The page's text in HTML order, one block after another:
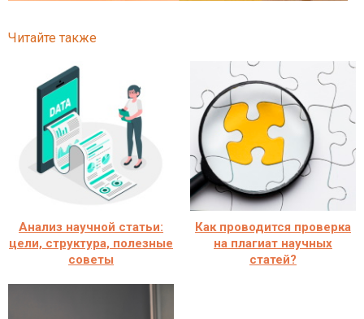
Читайте также
Анализ научной статьи:
цели, структура, полезные
советы
Как проводится проверка
на плагиат научных
статей?